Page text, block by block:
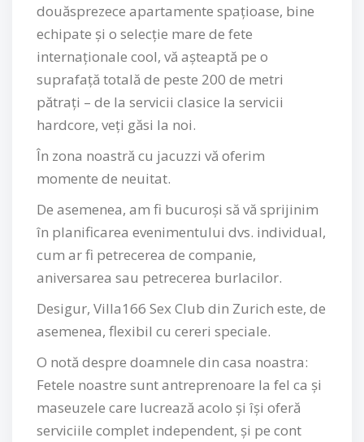
douăsprezece apartamente spațioase, bine
echipate și o selecție mare de fete
internaționale cool, vă așteaptă pe o
suprafață totală de peste 200 de metri
pătrați – de la servicii clasice la servicii
hardcore, veți găsi la noi.
În zona noastră cu jacuzzi vă oferim
momente de neuitat.
De asemenea, am fi bucuroși să vă sprijinim
în planificarea evenimentului dvs. individual,
cum ar fi petrecerea de companie,
aniversarea sau petrecerea burlacilor.
Desigur, Villa166 Sex Club din Zurich este, de
asemenea, flexibil cu cereri speciale.
O notă despre doamnele din casa noastra:
Fetele noastre sunt antreprenoare la fel ca și
maseuzele care lucrează acolo și își oferă
serviciile complet independent, și pe cont